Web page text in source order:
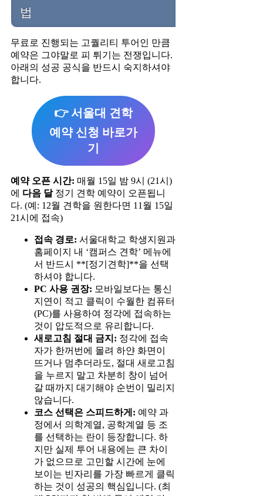
법
무료로 진행되는 고퀄리티 투어인 만큼
예약은 그야말로 피 튀기는 전쟁입니다.
아래의 성공 공식을 반드시 숙지하셔야
합니다.
👉 서울대 견학
예약 신청 바로가
기
예약 오픈 시간: 매월 15일 밤 9시 (21시)
에 다음 달정기 견학 예약이 오픈됩니
다. (예: 12월 견학을 원한다면 11월 15일
21시에 접속)
접속 경로: 서울대학교 학생지원과
홈페이지 내 ‘캠퍼스 견학’ 메뉴에
서 반드시 **[정기견학]**을 선택
하셔야 합니다.
PC 사용 권장: 모바일보다는 통신
지연이 적고 클릭이 수월한 컴퓨터
(PC)를 사용하여 정각에 접속하는
것이 압도적으로 유리합니다.
새로고침 절대 금지: 정각에 접속
자가 한꺼번에 몰려 하얀 화면이
뜨거나 멈추더라도, 절대 새로고침
을 누르지 말고 차분히 창이 넘어
갈 때까지 대기해야 순번이 밀리지
않습니다.
코스 선택은 스피드하게: 예약 과
정에서 의학계열, 공학계열 등 조
를 선택하는 란이 등장합니다. 하
지만 실제 투어 내용에는 큰 차이
가 없으므로 고민할 시간에 눈에
보이는 빈자리를 가장 빠르게 클릭
하는 것이 성공의 핵심입니다. (최